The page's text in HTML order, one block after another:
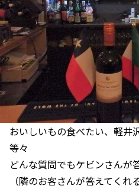
おいしいもの食べたい、軽井
等々
どんな質問でもケビンさんが
（隣のお客さんが答えてくれ